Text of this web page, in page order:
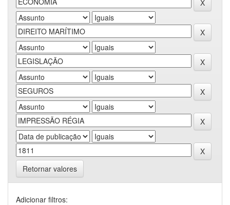
Retornar valores
Adicionar filtros: